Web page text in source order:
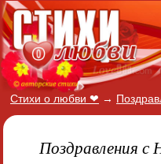
Стихи о любви ❤ →
Поздравления